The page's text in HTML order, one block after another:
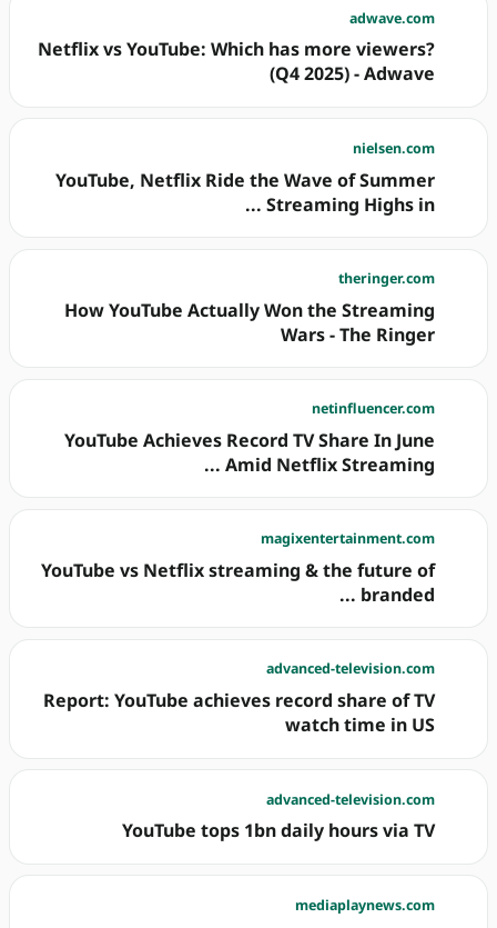
adwave.com
Netflix vs YouTube: Which has more viewers?
(Q4 2025) - Adwave
nielsen.com
YouTube, Netflix Ride the Wave of Summer
Streaming Highs in ...
theringer.com
How YouTube Actually Won the Streaming
Wars - The Ringer
netinfluencer.com
YouTube Achieves Record TV Share In June
Amid Netflix Streaming ...
magixentertainment.com
YouTube vs Netflix streaming & the future of
branded ...
advanced-television.com
Report: YouTube achieves record share of TV
watch time in US
advanced-television.com
YouTube tops 1bn daily hours via TV
mediaplaynews.com